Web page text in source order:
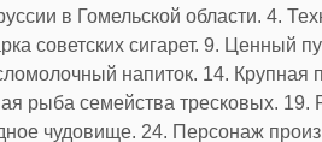
в Гомельской области. 4.
советских сигарет. 9. Ценный
напиток. 14.
рыба семейства тресковых. 19.
чудовище. 24. Персонаж